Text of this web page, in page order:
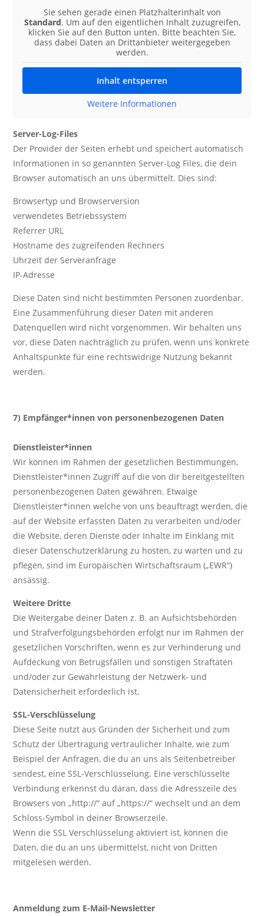
Sie sehen gerade einen Platzhalterinhalt von
Standard. Um auf den eigentlichen Inhalt zuzugreifen,
klicken Sie auf den Button unten. Bitte beachten Sie,
dass dabei Daten an Drittanbieter weitergegeben
werden.
Inhalt entsperren
Weitere Informationen
Server-Log-Files
Der Provider der Seiten erhebt und speichert automatisch
Informationen in so genannten Server-Log Files, die dein
Browser automatisch an uns übermittelt. Dies sind:
Browsertyp und Browserversion
verwendetes Betriebssystem
Referrer URL
Hostname des zugreifenden Rechners
Uhrzeit der Serveranfrage
IP-Adresse
Diese Daten sind nicht bestimmten Personen zuordenbar.
Eine Zusammenführung dieser Daten mit anderen
Datenquellen wird nicht vorgenommen. Wir behalten uns
vor, diese Daten nachträglich zu prüfen, wenn uns konkrete
Anhaltspunkte für eine rechtswidrige Nutzung bekannt
werden.
7) Empfänger*innen von personenbezogenen Daten
Dienstleister*innen
Wir können im Rahmen der gesetzlichen Bestimmungen,
Dienstleister*innen Zugriff auf die von dir bereitgestellten
personenbezogenen Daten gewähren. Etwaige
Dienstleister*innen welche von uns beauftragt werden, die
auf der Website erfassten Daten zu verarbeiten und/oder
die Website, deren Dienste oder Inhalte im Einklang mit
dieser Datenschutzerklärung zu hosten, zu warten und zu
pflegen, sind im Europäischen Wirtschaftsraum („EWR“)
ansässig.
Weitere Dritte
Die Weitergabe deiner Daten z. B. an Aufsichtsbehörden
und Strafverfolgungsbehörden erfolgt nur im Rahmen der
gesetzlichen Vorschriften, wenn es zur Verhinderung und
Aufdeckung von Betrugsfällen und sonstigen Straftaten
und/oder zur Gewährleistung der Netzwerk- und
Datensicherheit erforderlich ist.
SSL-Verschlüsselung
Diese Seite nutzt aus Gründen der Sicherheit und zum
Schutz der Übertragung vertraulicher Inhalte, wie zum
Beispiel der Anfragen, die du an uns als Seitenbetreiber
sendest, eine SSL-Verschlüsselung. Eine verschlüsselte
Verbindung erkennst du daran, dass die Adresszeile des
Browsers von „http://“ auf „https://“ wechselt und an dem
Schloss-Symbol in deiner Browserzeile.
Wenn die SSL Verschlüsselung aktiviert ist, können die
Daten, die du an uns übermittelst, nicht von Dritten
mitgelesen werden.
Anmeldung zum E-Mail-Newsletter